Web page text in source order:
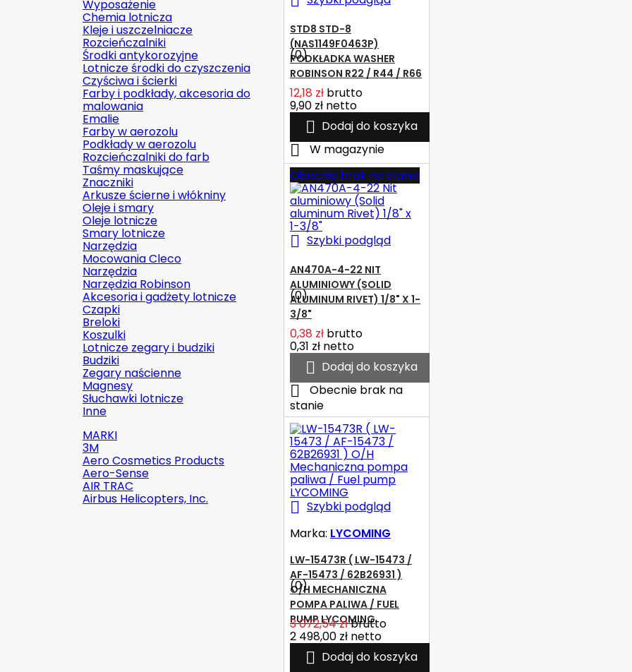
Wyposażenie
Chemia lotnicza
Kleje i uszczelniacze
Rozcieńczalniki
Środki antykorozyjne
Lotnicze środki do czyszczenia
Czyściwa i ścierki
Farby i podkłady, akcesoria do
malowania
Emalie
Farby w aerozolu
Podkłady w aerozolu
Rozcieńczalniki do farb
Taśmy maskujące
Znaczniki
Arkusze ścierne i włókniny
Oleje i smary
Oleje lotnicze
Smary lotnicze
Narzędzia
Mocowania Cleco
Narzędzia
Narzędzia Robinson
Akcesoria i gadżety lotnicze
Czapki
Breloki
Koszulki
Lotnicze zegary i budziki
Budziki
Zegary naścienne
Magnesy
Słuchawki lotnicze
Inne
MARKI
3M
Aero Cosmetics Products
Aero-Sense
AIR TRAC
Airbus Helicopters, Inc.
STD8 STD-8
(NAS1149F0463P)
PODKŁADKA WASHER
ROBINSON R22 / R44 / R66
(0)
12,18 zł brutto
9,90 zł netto
 Dodaj do koszyka

W magazynie
Obecnie brak na stanie
 Szybki podgląd
AN470A-4-22 NIT
ALUMINIOWY (SOLID
ALUMINUM RIVET) 1/8" X 1-
3/8"
(0)
0,38 zł brutto
0,31 zł netto
 Dodaj do koszyka

Obecnie brak na
stanie
 Szybki podgląd
Marka: LYCOMING
LW-15473R ( LW-15473 /
AF-15473 / 62B26931 )
O/H MECHANICZNA
POMPA PALIWA / FUEL
PUMP LYCOMING
(0)
3 072,54 złbrutto
2 498,00 zł netto
 Dodaj do koszyka